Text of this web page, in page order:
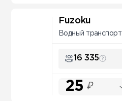
Fuzoku
Водный транспорт
16 335
25 ₽